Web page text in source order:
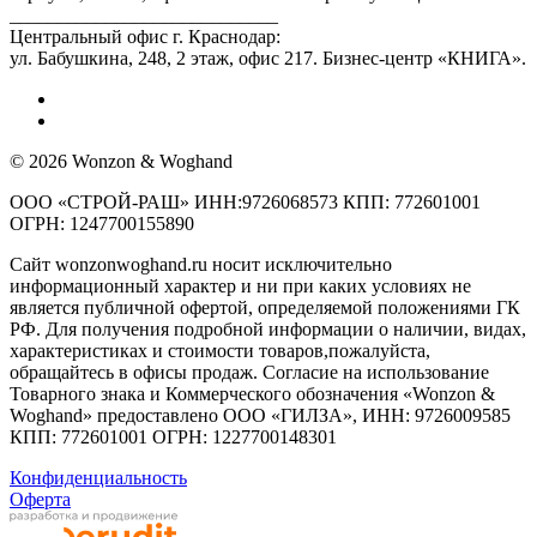
Центральный офис г. Краснодар:
ул. Бабушкина, 248, 2 этаж, офис 217. Бизнес-центр «КНИГА».
© 2026 Wonzon & Woghand
ООО «СТРОЙ-РАШ» ИНН:9726068573 КПП: 772601001
ОГРН: 1247700155890
Сайт wonzonwoghand.ru носит исключительно
информационный характер и ни при каких условиях не
является публичной офертой, определяемой положениями ГК
РФ. Для получения подробной информации о наличии, видах,
характеристиках и стоимости товаров,пожалуйста,
обращайтесь в офисы продаж. Согласие на использование
Товарного знака и Коммерческого обозначения «Wonzon &
Woghand» предоставлено OOO «ГИЛЗА», ИНН: 9726009585
КПП: 772601001 ОГРН: 1227700148301
Конфиденциальность
Оферта